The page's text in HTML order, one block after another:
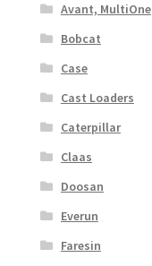
Avant, MultiOne
Bobcat
Case
Cast Loaders
Caterpillar
Claas
Doosan
Everun
Faresin